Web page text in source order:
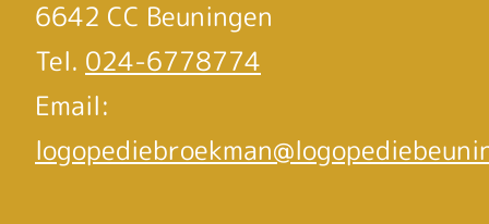
6642 CC Beuningen
Tel. 024-6778774
Email: